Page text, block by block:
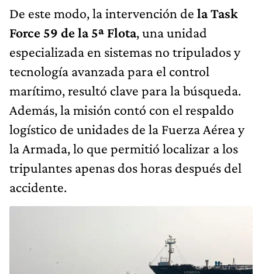
De este modo, la intervención de la Task
Force 59 de la 5ª Flota, una unidad
especializada en sistemas no tripulados y
tecnología avanzada para el control
marítimo, resultó clave para la búsqueda.
Además, la misión contó con el respaldo
logístico de unidades de la Fuerza Aérea y
la Armada, lo que permitió localizar a los
tripulantes apenas dos horas después del
accidente.